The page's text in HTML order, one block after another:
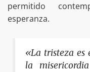
permitido
esperanza.
«La tristeza es
la